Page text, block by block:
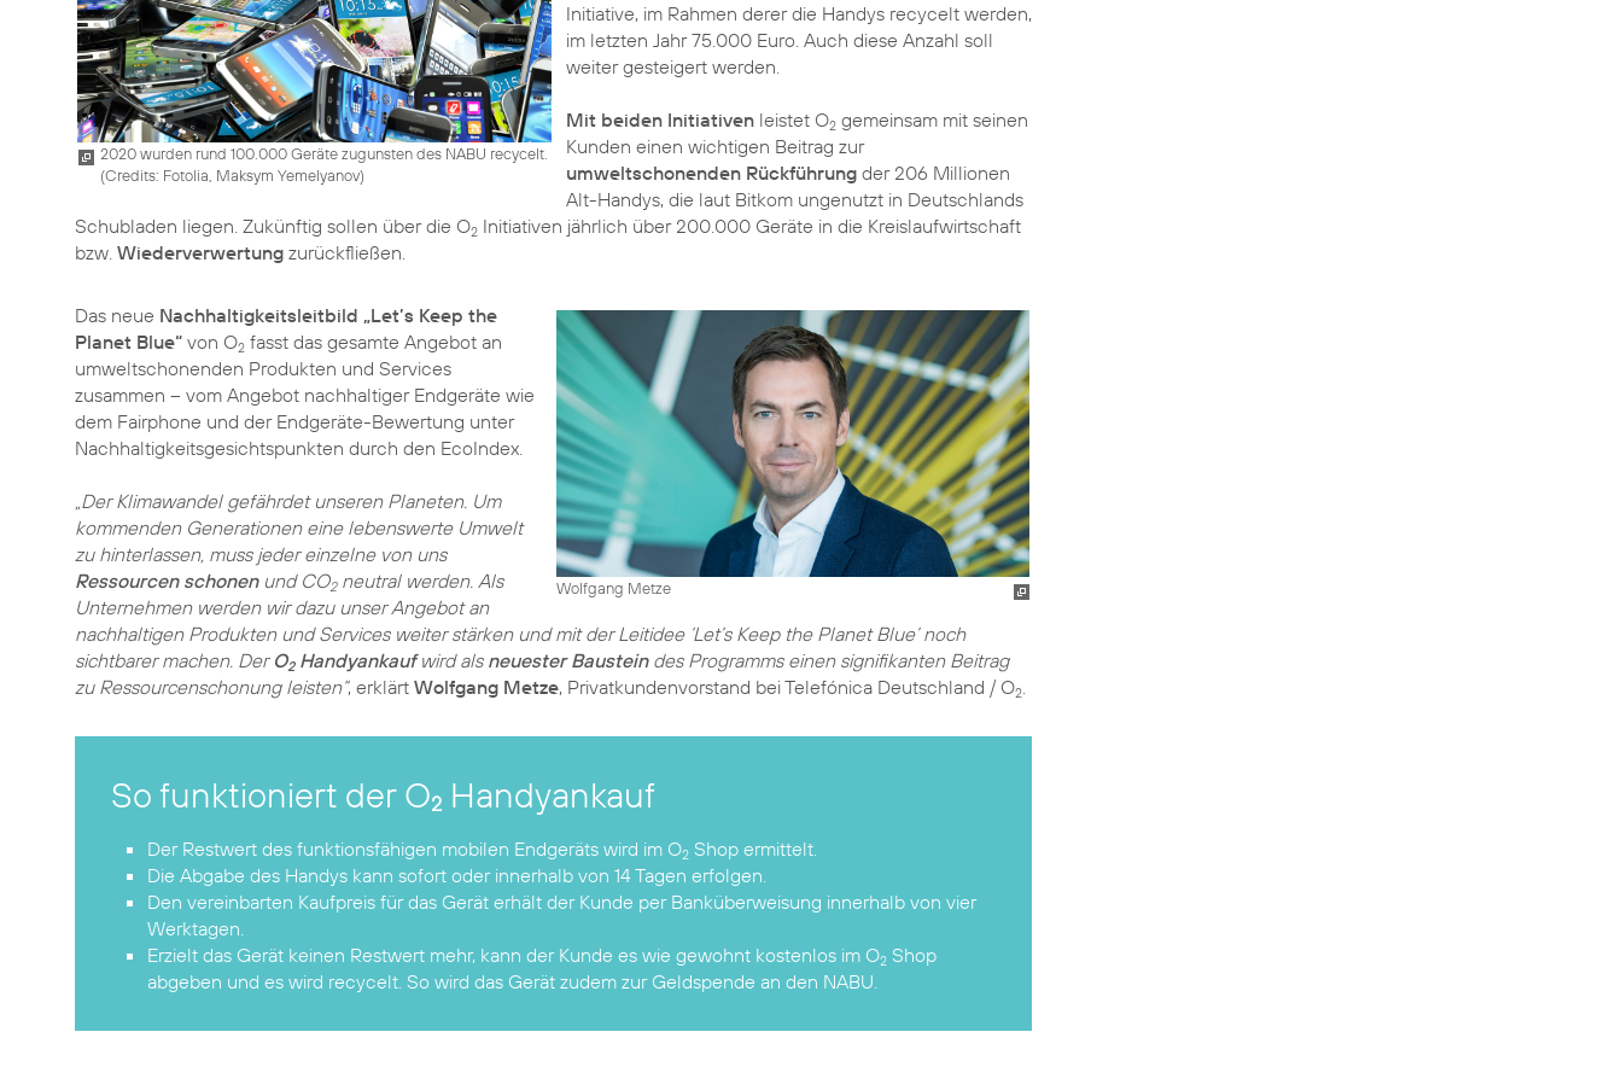
2020 wurden rund 100.000 Geräte zugunsten des NABU recycelt.
(Credits: Fotolia, Maksym Yemelyanov)
Initiative, im Rahmen derer die Handys recycelt werden,
im letzten Jahr 75.000 Euro. Auch diese Anzahl soll
weiter gesteigert werden.
Mit beiden Initiativenleistet O2gemeinsam mit seinen
Kunden einen wichtigen Beitrag zur
umweltschonenden Rückführungder 206 Millionen
Alt-Handys, die laut Bitkom ungenutzt in Deutschlands
Schubladen liegen. Zukünftig sollen über die O2 Initiativen jährlich über 200.000 Geräte in die Kreislaufwirtschaft
bzw. Wiederverwertung zurückfließen.
Wolfgang Metze
Das neue Nachhaltigkeitsleitbild „Let’s Keep the
Planet Blue“ von O2 fasst das gesamte Angebot an
umweltschonenden Produkten und Services
zusammen – vom Angebot nachhaltiger Endgeräte wie
dem Fairphone und der Endgeräte-Bewertung unter
Nachhaltigkeitsgesichtspunkten durch den EcoIndex.
„Der Klimawandel gefährdet unseren Planeten. Um
kommenden Generationen eine lebenswerte Umwelt
zu hinterlassen, muss jeder einzelne von uns
Ressourcen schonenund CO2neutral werden. Als
Unternehmen werden wir dazu unser Angebot an
nachhaltigen Produkten und Services weiter stärken und mit der Leitidee ‘Let’s Keep the Planet Blue’ noch
sichtbarer machen. Der O2Handyankaufwird als neuester Bausteindes Programms einen signifikanten Beitrag
zu Ressourcenschonung leisten“, erklärt Wolfgang Metze, Privatkundenvorstand bei Telefónica Deutschland / O2.
So funktioniert der O2 Handyankauf
Der Restwert des funktionsfähigen mobilen Endgeräts wird im O2 Shop ermittelt.
Die Abgabe des Handys kann sofort oder innerhalb von 14 Tagen erfolgen.
Den vereinbarten Kaufpreis für das Gerät erhält der Kunde per Banküberweisung innerhalb von vier
Werktagen.
Erzielt das Gerät keinen Restwert mehr, kann der Kunde es wie gewohnt kostenlos im O2 Shop
abgeben und es wird recycelt. So wird das Gerät zudem zur Geldspende an den NABU.